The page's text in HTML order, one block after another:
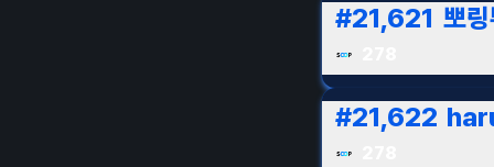
#21,621 뽀
#21,622